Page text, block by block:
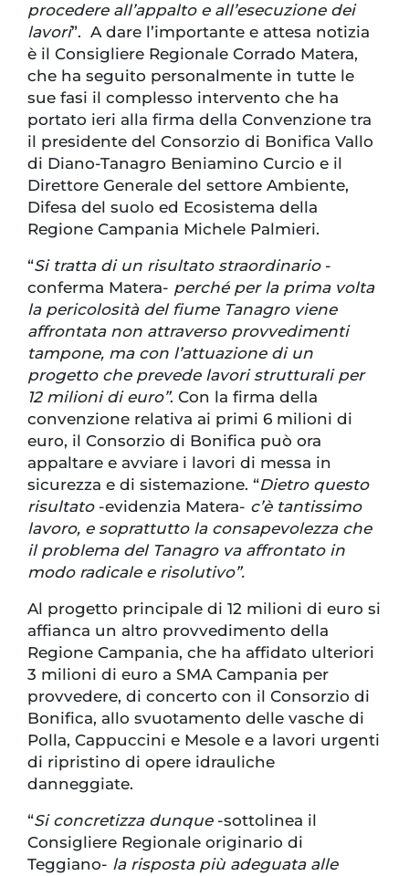
procedere all’appalto e all’esecuzione dei
lavori”. A dare l’importante e attesa notizia
è il Consigliere Regionale Corrado Matera,
che ha seguito personalmente in tutte le
sue fasi il complesso intervento che ha
portato ieri alla firma della Convenzione tra
il presidente del Consorzio di Bonifica Vallo
di Diano-Tanagro Beniamino Curcio e il
Direttore Generale del settore Ambiente,
Difesa del suolo ed Ecosistema della
Regione Campania Michele Palmieri.
“Si tratta di un risultato straordinario -
conferma Matera- perché per la prima volta
la pericolosità del fiume Tanagro viene
affrontata non attraverso provvedimenti
tampone, ma con l’attuazione di un
progetto che prevede lavori strutturali per
12 milioni di euro”. Con la firma della
convenzione relativa ai primi 6 milioni di
euro, il Consorzio di Bonifica può ora
appaltare e avviare i lavori di messa in
sicurezza e di sistemazione. “Dietro questo
risultato-evidenzia Matera- c’è tantissimo
lavoro, e soprattutto la consapevolezza che
il problema del Tanagro va affrontato in
modo radicale e risolutivo”.
Al progetto principale di 12 milioni di euro si
affianca un altro provvedimento della
Regione Campania, che ha affidato ulteriori
3 milioni di euro a SMA Campania per
provvedere, di concerto con il Consorzio di
Bonifica, allo svuotamento delle vasche di
Polla, Cappuccini e Mesole e a lavori urgenti
di ripristino di opere idrauliche
danneggiate.
“Si concretizza dunque-sottolinea il
Consigliere Regionale originario di
Teggiano- la risposta più adeguata alle